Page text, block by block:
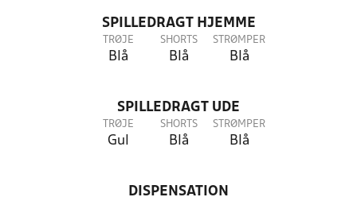
SPILLEDRAGT HJEMME
TRØJE
Blå
SHORTS
Blå
STRØMPER
Blå
SPILLEDRAGT UDE
TRØJE
Gul
SHORTS
Blå
STRØMPER
Blå
DISPENSATION